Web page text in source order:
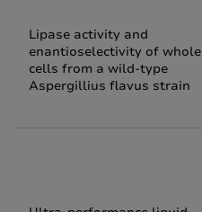
Lipase activity and
enantioselectivity of whole
cells from a wild-type
Aspergillius flavus strain